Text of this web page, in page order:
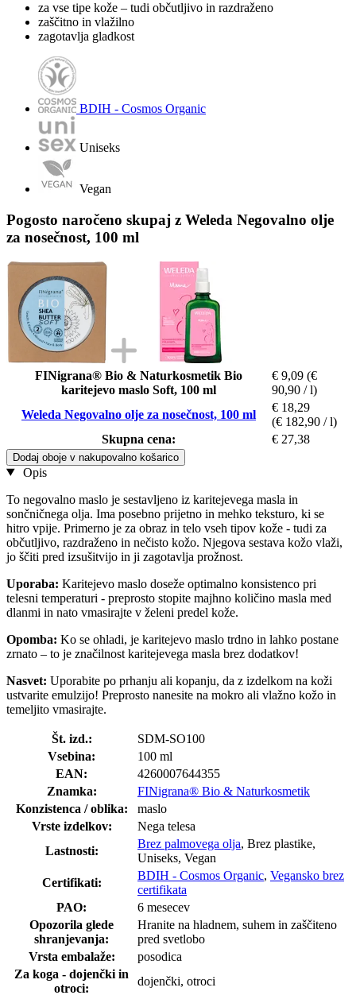
za vse tipe kože – tudi občutljivo in razdraženo
zaščitno in vlažilno
zagotavlja gladkost
BDIH - Cosmos Organic
Uniseks
Vegan
Pogosto naročeno skupaj z Weleda Negovalno olje
za nosečnost, 100 ml
FINigrana® Bio & Naturkosmetik Bio
karitejevo maslo Soft, 100 ml
€ 9,09 (€
90,90 / l)
Weleda Negovalno olje za nosečnost, 100 ml
€ 18,29
(€ 182,90 / l)
Skupna cena:
€ 27,38
Dodaj oboje v nakupovalno košarico
Opis
To negovalno maslo je sestavljeno iz karitejevega masla in
sončničnega olja. Ima posebno prijetno in mehko teksturo, ki se
hitro vpije. Primerno je za obraz in telo vseh tipov kože - tudi za
občutljivo, razdraženo in nečisto kožo. Njegova sestava kožo vlaži,
jo ščiti pred izsušitvijo in ji zagotavlja prožnost.
Uporaba: Karitejevo maslo doseže optimalno konsistenco pri
telesni temperaturi - preprosto stopite majhno količino masla med
dlanmi in nato vmasirajte v želeni predel kože.
Opomba: Ko se ohladi, je karitejevo maslo trdno in lahko postane
zrnato – to je značilnost karitejevega masla brez dodatkov!
Nasvet: Uporabite po prhanju ali kopanju, da z izdelkom na koži
ustvarite emulzijo! Preprosto nanesite na mokro ali vlažno kožo in
temeljito vmasirajte.
Št. izd.:
SDM-SO100
Vsebina:
100 ml
EAN:
4260007644355
Znamka:
FINigrana® Bio & Naturkosmetik
Konzistenca / oblika:
maslo
Vrste izdelkov:
Nega telesa
Lastnosti:
Brez palmovega olja, Brez plastike,
Uniseks, Vegan
Certifikati:
BDIH - Cosmos Organic, Vegansko brez
certifikata
PAO:
6 mesecev
Opozorila glede
shranjevanja:
Hranite na hladnem, suhem in zaščiteno
pred svetlobo
Vrsta embalaže:
posodica
Za koga - dojenčki in
otroci:
dojenčki, otroci